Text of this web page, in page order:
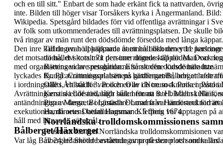
Till de ovan uppräknade namnen tillkommer11 personer
döma, dvs totalt 71 personer dömdes till döden. Dock
Rättens vidare resolution. Efterskrefne kunde
Kungl: Commissorialrättens gottfinnande, arbi att
Olle i Åhlstadh 3. Poiken Olle i Norum 4. Poiken Påul i
Kerstin i Löfsiöö, lågh siuk hemma 8. H. Malin i Nääs,
Pigan Margreta i Lästadh Domarna var undertecknad av
Hambraeus Datum Hammard. 5 qbris 1674.
Norrländska trolldomskommissionens
President för den Norrländska trolldomskommisionen
av24 ledamöterbestående av professorer och andra
och en till sitt." Enbart de som hade erkänt fick ta nattvarden,
inte. Bilden till högervisar Torsåkers kyrka i Ångermanland. Bild:
Wikipedia. Spetsgård bildades förr vid offentliga avrättningar i
av folk som utkommenderades till avrättningsplatsen. De skulle
två ringar av män runt den dödsdömde försedda med långa käppar.
Den inre karlringen höllkäpparna åt ett håll och den yttre
det motsatta hållet i kors mot den inre ringens käppar.Man var
med organiseringen av spetsgårdarnaså att den dödsdömde inte
lyckades fly. Påavrättningsplatsen på häxberget/Bålbergethade
i iordningställts, ett bål för var och en avde tre socknarna i
Avrättningarna skeddenedanför bålen för att inte blodet skulle
antändningen av dessa. Borgmästare Lundfrån Härnösand
exekutionen, då ortens befallningsman Klefberg varupptagen på
håll med liknande göromål.
Bålberget/Häxberget
Var låg Bålberget?Skedde avrättningarna på denplats som kallas